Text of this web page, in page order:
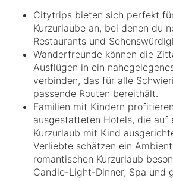
Citytrips bieten sich perfekt
Kurzurlaube an, bei denen du
Restaurants und
Wanderfreunde können die
Ausflügen in ein
verbinden, das für alle
passende Routen bereithält.
Familien mit Kindern
ausgestatteten Hotels, die auf
Kurzurlaub mit Kind
Verliebte schätzen ein
romantischen Kurzurlaub
Candle-Light-Dinner, Spa und